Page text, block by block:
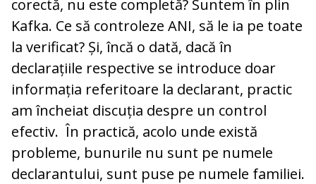
corectă, nu este completă? Suntem în plin
Kafka. Ce să controleze ANI, să le ia pe toate
la verificat? Și, încă o dată, dacă în
declarațiile respective se introduce doar
informația referitoare la declarant, practic
am încheiat discuția despre un control
efectiv. În practică, acolo unde există
probleme, bunurile nu sunt pe numele
declarantului, sunt puse pe numele familiei.